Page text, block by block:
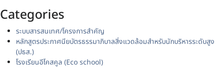
Categories
ระบบสารสนเทศ/โครงการสำคัญ
หลักสูตรประกาศนียบัตรธรรมาภิบาลสิ่งแวดล้อมสำหรับนักบริหารระดับสูง
(ปธส.)
โรงเรียนอีโคสคูล (Eco school)